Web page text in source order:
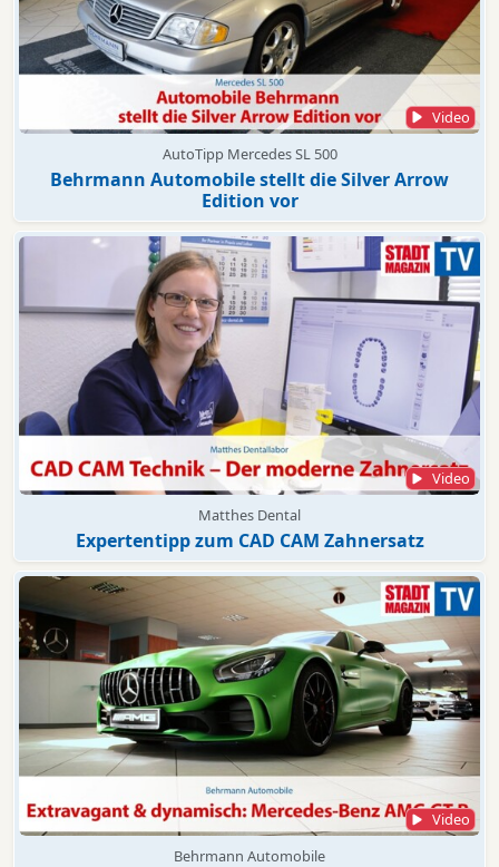
Video
AutoTipp Mercedes SL 500
Behrmann Automobile stellt die Silver Arrow
Edition vor
Video
Matthes Dental
Expertentipp zum CAD CAM Zahnersatz
Video
Behrmann Automobile